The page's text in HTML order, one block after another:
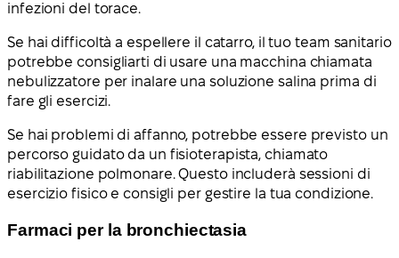
infezioni del torace.
Se hai difficoltà a espellere il catarro, il tuo team sanitario
potrebbe consigliarti di usare una macchina chiamata
nebulizzatore per inalare una soluzione salina prima di
fare gli esercizi.
Se hai problemi di affanno, potrebbe essere previsto un
percorso guidato da un fisioterapista, chiamato
riabilitazione polmonare. Questo includerà sessioni di
esercizio fisico e consigli per gestire la tua condizione.
Farmaci per la bronchiectasia